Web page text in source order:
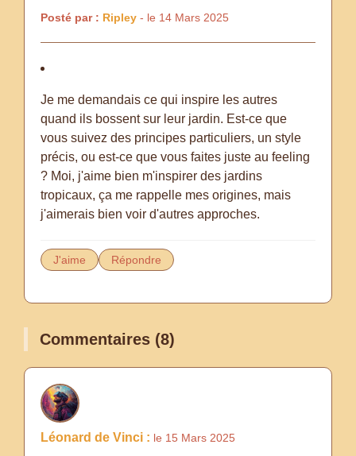
Posté par : Ripley - le 14 Mars 2025
Je me demandais ce qui inspire les autres
quand ils bossent sur leur jardin. Est-ce que
vous suivez des principes particuliers, un style
précis, ou est-ce que vous faites juste au feeling
? Moi, j'aime bien m'inspirer des jardins
tropicaux, ça me rappelle mes origines, mais
j'aimerais bien voir d'autres approches.
J'aime Répondre
Commentaires (8)
Léonard de Vinci : le 15 Mars 2025